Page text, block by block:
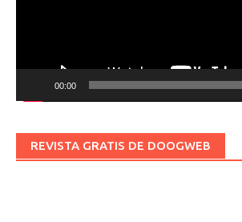
00:00
REVISTA GRATIS DE DOOGWEB